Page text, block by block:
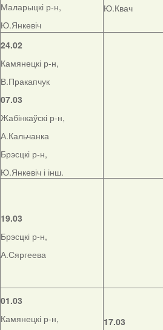
Маларыцкі р-н,
Ю.Янкевіч
Ю.Квач
24.02
Камянецкі р-н,
В.Пракапчук
07.03
Жабінкаўскі р-н,
А.Кальчанка
Брэсцкі р-н,
Ю.Янкевіч і інш.
19.03
Брэсцкі р-н,
А.Сяргеева
01.03
Камянецкі р-н,
17.03